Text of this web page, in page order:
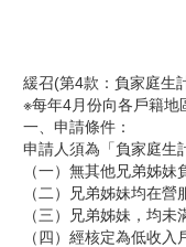
緩召(第4款：負家庭生
※每年4月份向各戶籍地
一、申請條件：
申請人須為「負家庭生
（一）無其他兄弟姊妹
（二）兄弟姊妹均在營
（三）兄弟姊妹，均未
（四）經核定為低收入